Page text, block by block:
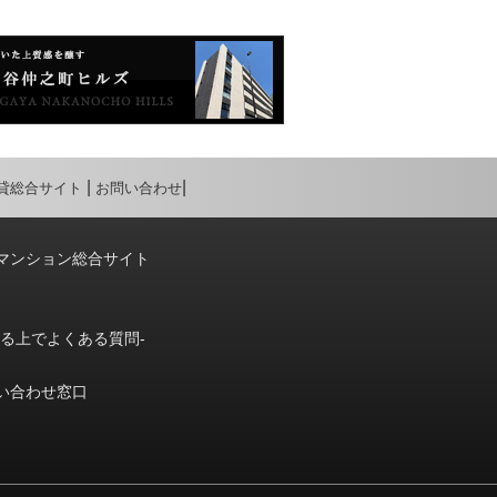
総合サイト お問い合わせ
ンション総合サイト
上でよくある質問-
合わせ窓口